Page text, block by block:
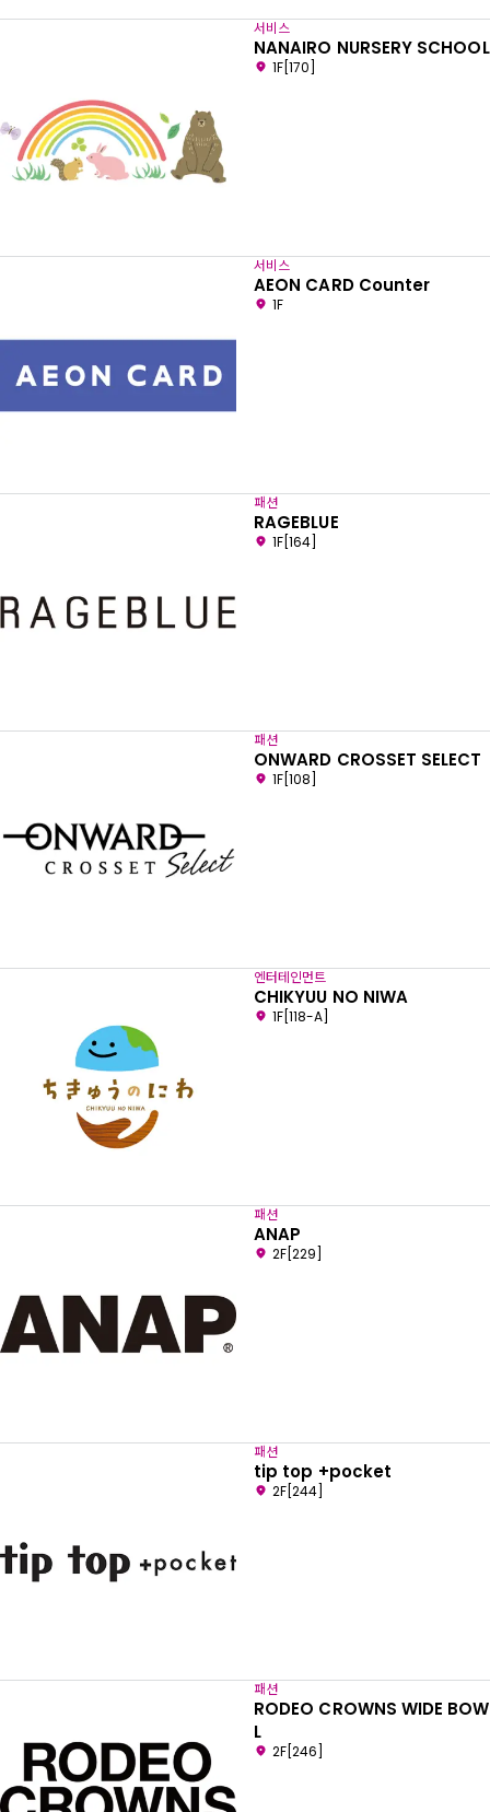
서비스
NANAIRO NURSERY SCHOOL
1F[170]
서비스
AEON CARD Counter
1F
패션
RAGEBLUE
1F[164]
패션
ONWARD CROSSET SELECT
1F[108]
엔터테인먼트
CHIKYUU NO NIWA
1F[118-A]
패션
ANAP
2F[229]
패션
tip top +pocket
2F[244]
패션
RODEO CROWNS WIDE BOW
L
2F[246]